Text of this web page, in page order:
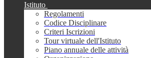
Istituto
Regolamenti
Codice Disciplinare
Criteri Iscrizioni
Tour virtuale dell'Istituto
Piano annuale delle attività